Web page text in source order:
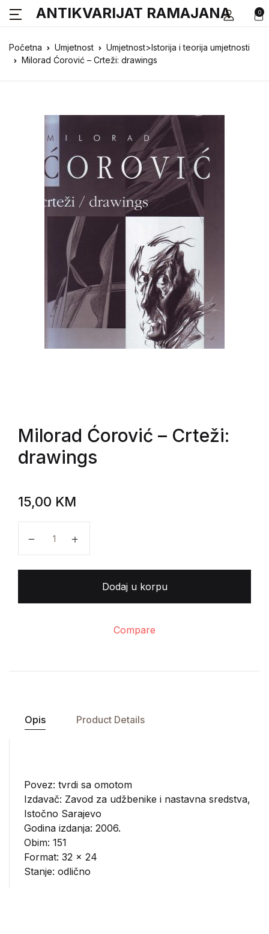
0
ANTIKVARIJAT RAMAJANA
Početna Umjetnost
Umjetnost>Istorija i teorija umjetnosti
Milorad Ćorović – Crteži: drawings
Milorad Ćorović – Crteži:
drawings
15,00 KM
Dodaj u korpu
Compare
Opis Product Details
Povez: tvrdi sa omotom
Izdavač: Zavod za udžbenike i nastavna sredstva,
Istočno Sarajevo
Godina izdanja: 2006.
Obim: 151
Format: 32 x 24
Stanje: odlično